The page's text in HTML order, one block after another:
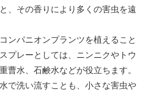
、その香りにより多くの害虫を遠
ンパニオンプランツを植えること
プレーとしては、ニンニクやトウ
曹水、石鹸水などが役立ちます。
で洗い流すことも、小さな害虫や